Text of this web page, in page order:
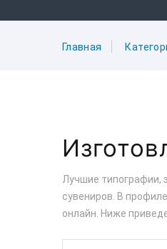
Главная
Лучшие типографии,
сувениров. В
онлайн. Ниже